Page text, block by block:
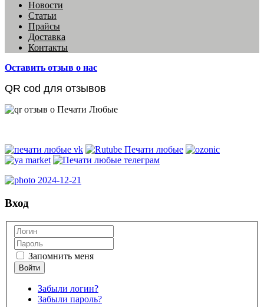
Новости
Статьи
Прайсы
Доставка
Контакты
Оставить отзыв о нас
QR cod для отзывов
Вход
Запомнить меня
Забыли логин?
Забыли пароль?